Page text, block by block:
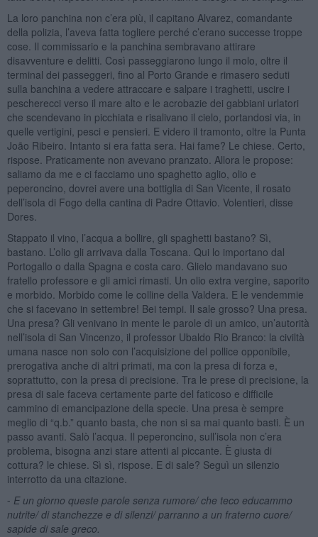
La loro panchina non c’era più, il capitano Alvarez, comandante
della polizia, l’aveva fatta togliere perché c’erano successe troppe
cose. Il commissario e la panchina sembravano attirare
disavventure e delitti. Così passeggiarono lungo il molo, oltre il
terminal dei passeggeri, fino al Porto Grande e rimasero seduti
sulla banchina a vedere attraccare e salpare i traghetti, uscire i
pescherecci verso il mare alto e le acrobazie dei gabbiani urlatori
che scendevano in picchiata e risalivano il cielo, portandosi via, in
quelle vertigini, pesci e pensieri. E videro il tramonto, oltre la Punta
João Ribeiro. Intanto si era fatta sera. Hai fame? Le chiese. Certo,
rispose. Praticamente non avevano pranzato. Allora le propose:
saliamo da me e ci facciamo uno spaghetto aglio, olio e
peperoncino, dovrei avere una bottiglia di San Vicente, il rosato
dell’isola di Fogo della cantina di Padre Ottavio. Volentieri, disse
Dores.
Stappato il vino, l’acqua a bollire, gli spaghetti bastano? Sì,
bastano. L’olio gli arrivava dalla Toscana. Qui lo importano dal
Portogallo o dalla Spagna e costa caro. Glielo mandavano suo
fratello professore e gli amici rimasti. Un olio extra vergine, saporito
e morbido. Morbido come le colline della Valdera. E le vendemmie
che si facevano in settembre! Bei tempi. Il sale grosso? Una presa.
Una presa? Gli venivano in mente le parole di un amico, un’autorità
nell’isola di San Vincenzo, il professor Ubaldo Rio Branco: la civiltà
umana nasce non solo con l’acquisizione del pollice opponibile,
prerogativa anche di altri primati, ma con la presa di forza e,
soprattutto, con la presa di precisione. Tra le prese di precisione, la
presa di sale faceva certamente parte del faticoso e difficile
cammino di emancipazione della specie. Una presa è sempre
meglio di “q.b.” quanto basta, che non si sa mai quanto basti. È un
passo avanti. Salò l’acqua. Il peperoncino, sull’isola non c’era
problema, bisogna anzi stare attenti al piccante. È giusta di
cottura? le chiese. Sì sì, rispose. E di sale? Seguì un silenzio
interrotto da una citazione.
⁃ E un giorno queste parole senza rumore/ che teco educammo
nutrite/ di stanchezze e di silenzi/ parranno a un fraterno cuore/
sapide di sale greco.